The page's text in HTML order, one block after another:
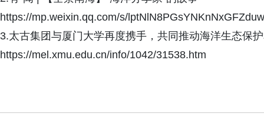
https://mp.weixin.qq.com/s/lptNlN8PGsYNKnNxGFZduw
3.太古集团与厦门大学再度携手，共同推动海洋生态保
https://mel.xmu.edu.cn/info/1042/31538.htm